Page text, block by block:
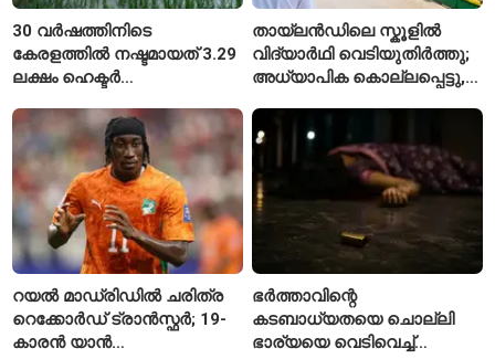
30 വർഷത്തിനിടെ
കേരളത്തിൽ നഷ്ടമായത് 3.29
ലക്ഷം ഹെക്ടർ
തായ്‌ലൻഡിലെ സ്കൂളിൽ
വിദ്യാർഥി വെടിയുതിർത്തു;
അധ്യാപിക കൊല്ലപ്പെട്ടു,
റയൽ മാഡ്രിഡിൽ ചരിത്ര
റെക്കോർഡ് ട്രാൻസ്ഫർ; 19-
കാരൻ യാൻ
ഭർത്താവിന്റെ
കടബാധ്യതയെ ചൊല്ലി
ഭാര്യയെ വെടിവെച്ച്